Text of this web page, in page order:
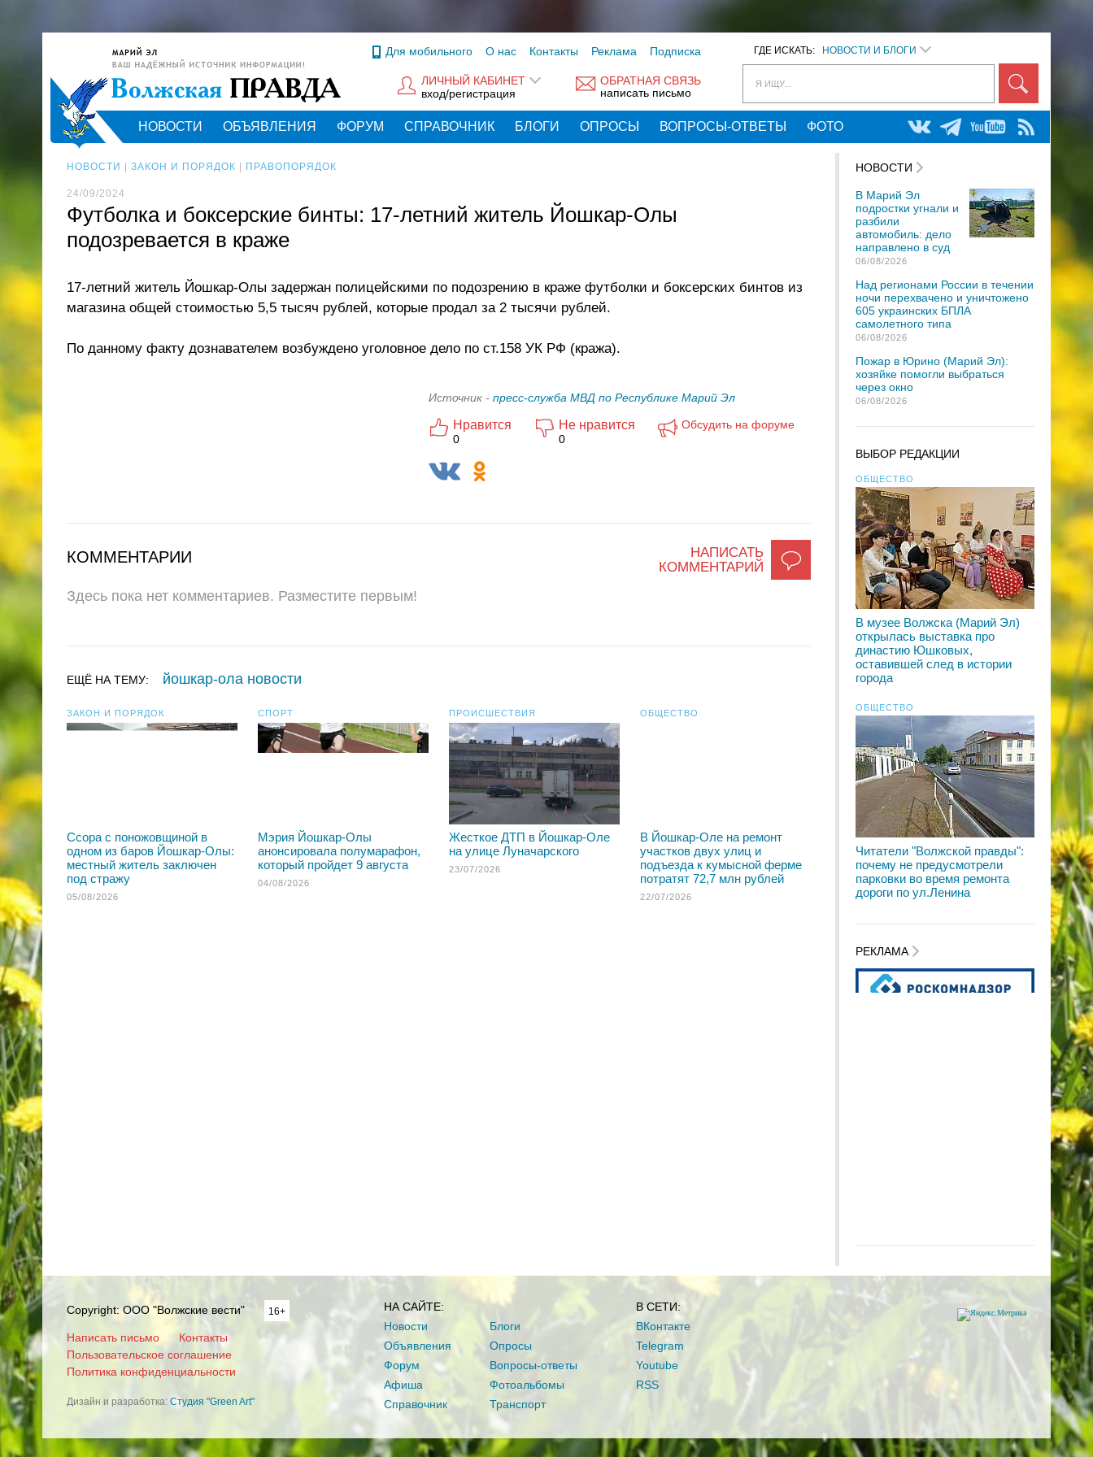
ГДЕ ИСКАТЬ: НОВОСТИ И БЛОГИ
Я ИЩУ...
Для мобильного О нас Контакты Реклама Подписка
ОБРАТНАЯ СВЯЗЬ
написать письмо
ЛИЧНЫЙ КАБИНЕТ
вход/регистрация
НОВОСТИ ОБЪЯВЛЕНИЯ ФОРУМ СПРАВОЧНИК БЛОГИ ОПРОСЫ ВОПРОСЫ-ОТВЕТЫ ФОТО
НОВОСТИ ЗАКОН И ПОРЯДОК ПРАВОПОРЯДОК
24/09/2024
Футболка и боксерские бинты: 17-летний житель Йошкар-Олы
подозревается в краже
17-летний житель Йошкар-Олы задержан полицейскими по подозрению в краже футболки и боксерских бинтов из
магазина общей стоимостью 5,5 тысяч рублей, которые продал за 2 тысячи рублей.
По данному факту дознавателем возбуждено уголовное дело по ст.158 УК РФ (кража).
Источник - пресс-служба МВД по Республике Марий Эл
Нравится
0
Не нравится
0
Обсудить на форуме
НАПИСАТЬ
КОММЕНТАРИЙ
КОММЕНТАРИИ
Здесь пока нет комментариев. Разместите первым!
ЕЩЁ НА ТЕМУ: йошкар-ола новости
ЗАКОН И ПОРЯДОК
Ссора с поножовщиной в
одном из баров Йошкар-Олы:
местный житель заключен
под стражу
05/08/2026
СПОРТ
Мэрия Йошкар-Олы
анонсировала полумарафон,
который пройдет 9 августа
04/08/2026
ПРОИСШЕСТВИЯ
Жесткое ДТП в Йошкар-Оле
на улице Луначарского
23/07/2026
ОБЩЕСТВО
В Йошкар-Оле на ремонт
участков двух улиц и
подъезда к кумысной ферме
потратят 72,7 млн рублей
22/07/2026
НОВОСТИ
В Марий Эл
подростки угнали и
разбили
автомобиль: дело
направлено в суд
06/08/2026
Над регионами России в течении
ночи перехвачено и уничтожено
605 украинских БПЛА
самолетного типа
06/08/2026
Пожар в Юрино (Марий Эл):
хозяйке помогли выбраться
через окно
06/08/2026
ВЫБОР РЕДАКЦИИ
ОБЩЕСТВО
В музее Волжска (Марий Эл)
открылась выставка про
династию Юшковых,
оставившей след в истории
города
ОБЩЕСТВО
Читатели "Волжской правды":
почему не предусмотрели
парковки во время ремонта
дороги по ул.Ленина
РЕКЛАМА
Copyright: ООО "Волжские вести" 16+
Написать письмо
Контакты
Пользовательское соглашение
Политика конфиденциальности
Дизайн и разработка: Студия "Green Art"
НА САЙТЕ:
Новости
Объявления
Форум
Афиша
Справочник
Блоги
Опросы
Вопросы-ответы
Фотоальбомы
Транспорт
В СЕТИ:
ВКонтакте
Telegram
Youtube
RSS